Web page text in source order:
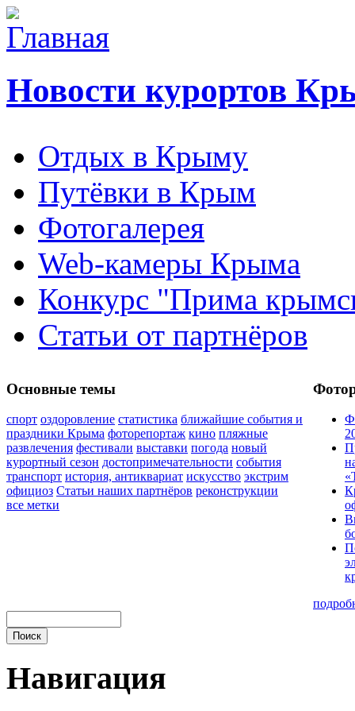
Новости курортов
Отдых в Крыму
Путёвки в Крым
Фотогалерея
Web-камеры Крыма
Конкурс "Прима
Статьи от партнёров
Основные темы
спорт оздоровление статистика ближайшие события и
праздники Крыма фоторепортаж кино пляжные
развлечения фестивали выставки погода новый
курортный сезон достопримечательности события
транспорт история, антиквариат искусство экстрим
официоз Статьи наших партнёров реконструкции
все метки
Навигация